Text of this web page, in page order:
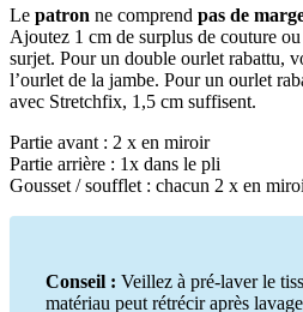
Le patron ne comprend pas de
Ajoutez 1 cm de surplus de couture
surjet. Pour un double ourlet rabattu,
l’ourlet de la jambe. Pour un ourlet
avec Stretchfix, 1,5 cm suffisent.
Partie avant : 2 x en miroir
Partie arrière : 1x dans le pli
Gousset / soufflet : chacun 2 x en
Conseil : Veillez à pré-laver le
matériau peut rétrécir après